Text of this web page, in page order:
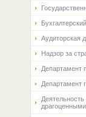
Аудиторская
Надзор за
Департамент
Департамент